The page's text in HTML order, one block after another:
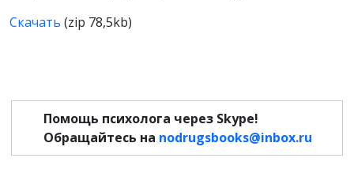
Скачать (zip 78,5kb)
Помощь психолога через Skype!
Обращайтесь на nodrugsbooks@inbox.ru